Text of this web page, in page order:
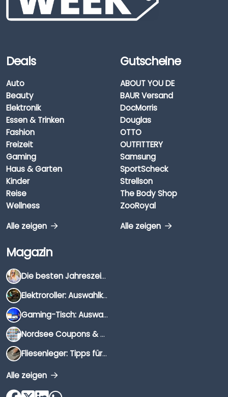
Deals
Auto
Beauty
Elektronik
Essen & Trinken
Fashion
Freizeit
Gaming
Haus & Garten
Kinder
Reise
Wellness
Alle zeigen
Gutscheine
ABOUT YOU DE
BAUR Versand
DocMorris
Douglas
OTTO
OUTFITTERY
Samsung
SportScheck
Strellson
The Body Shop
ZooRoyal
Alle zeigen
Magazin
Die besten Jahreszeiten für Schnäppchenjäger
Elektroroller: Auswahlkriterien, Unterschiede & Tipps
Gaming-Tisch: Auswahlkriterien, Unterschiede & Tipps
Nordsee Coupons & Gutscheine 2026
Fliesenleger: Tipps für die Auswahl
Alle zeigen